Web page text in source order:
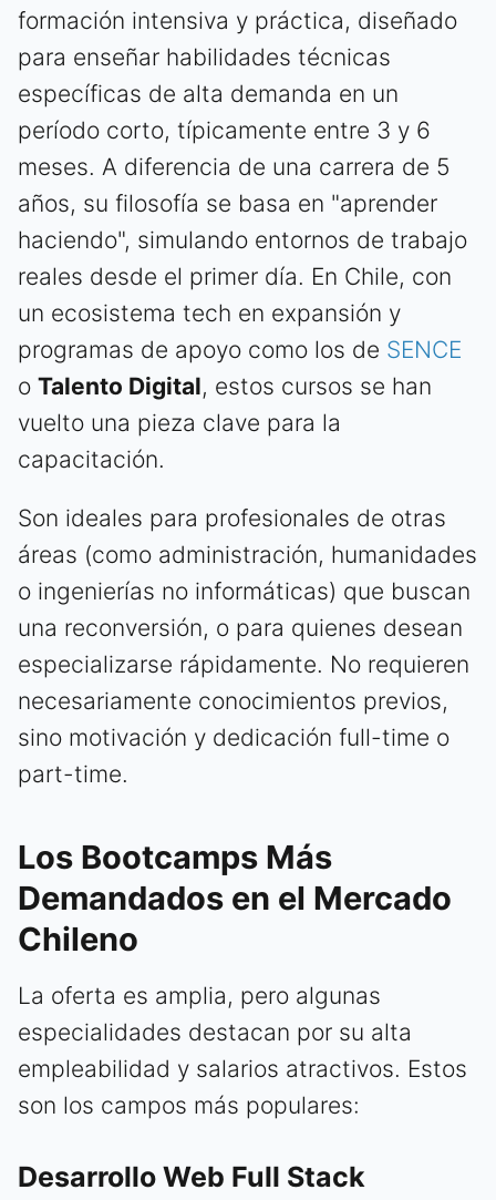
formación intensiva y práctica, diseñado
para enseñar habilidades técnicas
específicas de alta demanda en un
período corto, típicamente entre 3 y 6
meses. A diferencia de una carrera de 5
años, su filosofía se basa en "aprender
haciendo", simulando entornos de trabajo
reales desde el primer día. En Chile, con
un ecosistema tech en expansión y
programas de apoyo como los de SENCE
o Talento Digital, estos cursos se han
vuelto una pieza clave para la
capacitación.
Son ideales para profesionales de otras
áreas (como administración, humanidades
o ingenierías no informáticas) que buscan
una reconversión, o para quienes desean
especializarse rápidamente. No requieren
necesariamente conocimientos previos,
sino motivación y dedicación full-time o
part-time.
Los Bootcamps Más
Demandados en el Mercado
Chileno
La oferta es amplia, pero algunas
especialidades destacan por su alta
empleabilidad y salarios atractivos. Estos
son los campos más populares:
Desarrollo Web Full Stack